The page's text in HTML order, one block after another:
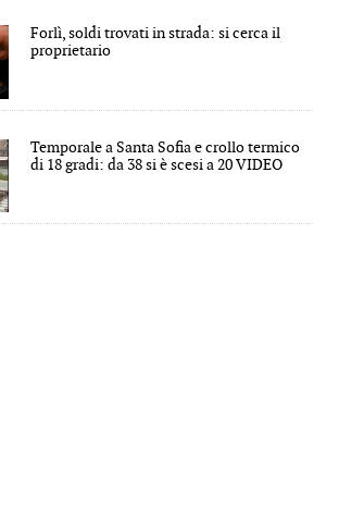
Forlì, soldi trovati in strada: si cerca il
proprietario
Temporale a Santa Sofia e crollo termico
di 18 gradi: da 38 si è scesi a 20 VIDEO